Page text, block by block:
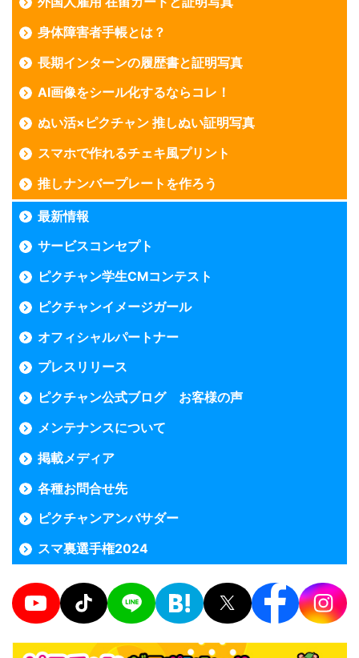
身体障害者手帳とは？
長期インターンの履歴書と証明写真
AI画像をシール化するならコレ！
ぬい活×ピクチャン 推しぬい証明写真
スマホで作れるチェキ風プリント
推しナンバープレートを作ろう
最新情報
サービスコンセプト
ピクチャン学生CMコンテスト
ピクチャンイメージガール
オフィシャルパートナー
プレスリリース
ピクチャン公式ブログ お客様の声
メンテナンスについて
掲載メディア
各種お問合せ先
ピクチャンアンバサダー
スマ裏選手権2024